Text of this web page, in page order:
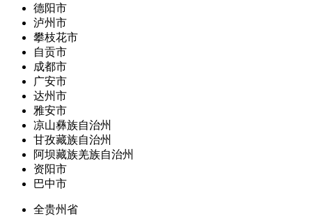
德阳市
泸州市
攀枝花市
自贡市
成都市
广安市
达州市
雅安市
凉山彝族自治州
甘孜藏族自治州
阿坝藏族羌族自治州
资阳市
巴中市
全贵州省